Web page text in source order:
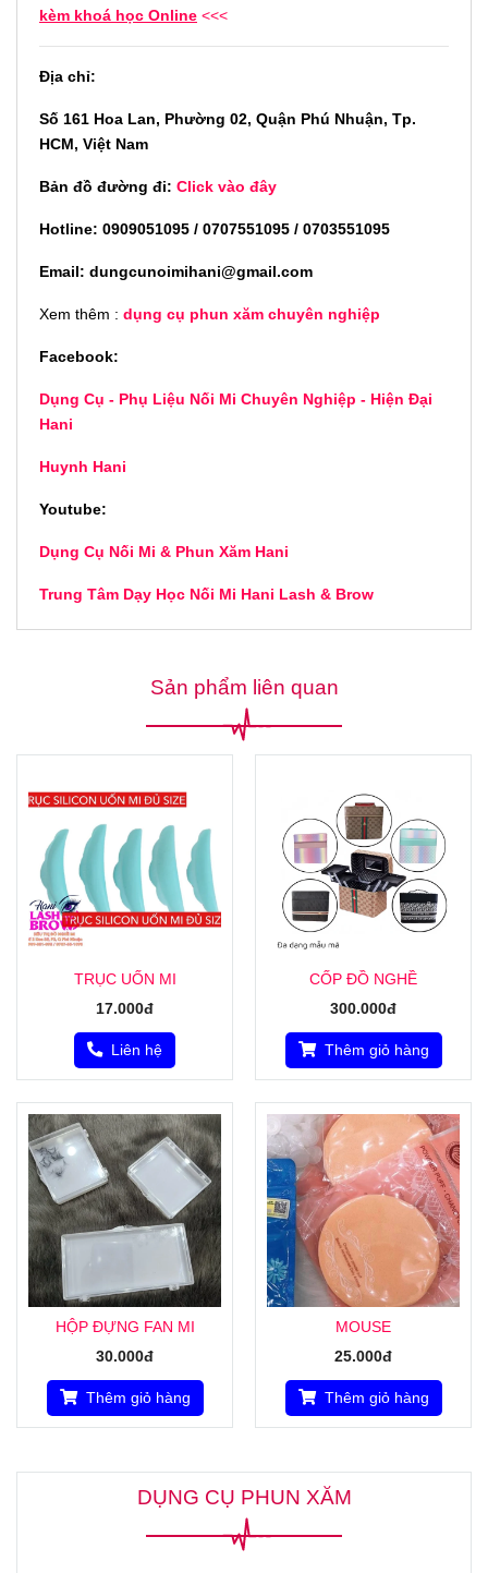
kèm khoá học Online <<<
Địa chỉ:
Số 161 Hoa Lan, Phường 02, Quận Phú Nhuận, Tp.
HCM, Việt Nam
Bản đồ đường đi: Click vào đây
Hotline: 0909051095 / 0707551095 / 0703551095
Email: dungcunoimihani@gmail.com
Xem thêm : dụng cụ phun xăm chuyên nghiệp
Facebook:
Dụng Cụ - Phụ Liệu Nối Mi Chuyên Nghiệp - Hiện Đại
Hani
Huynh Hani
Youtube:
Dụng Cụ Nối Mi & Phun Xăm Hani
Trung Tâm Dạy Học Nối Mi Hani Lash & Brow
Sản phẩm liên quan
TRỤC UỐN MI
17.000đ
Liên hệ
CỐP ĐỒ NGHỀ
300.000đ
Thêm giỏ hàng
HỘP ĐỰNG FAN MI
30.000đ
Thêm giỏ hàng
MOUSE
25.000đ
Thêm giỏ hàng
DỤNG CỤ PHUN XĂM